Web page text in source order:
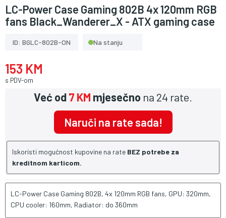
LC-Power Case Gaming 802B 4x 120mm RGB
fans Black_Wanderer_X - ATX gaming case
ID: BGLC-802B-ON Na stanju
153 KM
s PDV-om
Već od7 KM mjesečno na 24 rate.
Naruči na rate sada!
Iskoristi mogućnost kupovine na rate BEZ potrebe za
kreditnom karticom.
LC-Power Case Gaming 802B, 4x 120mm RGB fans, GPU: 320mm,
CPU cooler: 160mm, Radiator: do 360mm